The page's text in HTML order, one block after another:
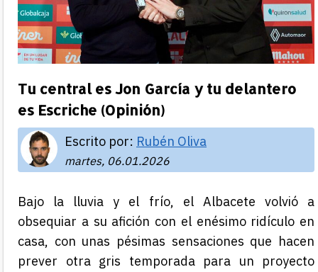
Tu central es Jon García y tu delantero
es Escriche (Opinión)
Escrito por: Rubén Oliva
martes, 06.01.2026
Bajo la lluvia y el frío, el Albacete volvió a
obsequiar a su afición con el enésimo ridículo en
casa, con unas pésimas sensaciones que hacen
prever otra gris temporada para un proyecto